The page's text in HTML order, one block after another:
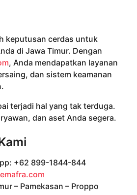
keputusan cerdas untuk
di Jawa Timur. Dengan
, Anda mendapatkan layanan
dan sistem keamanan
terjadi hal yang tak terduga.
dan aset Anda segera.
+62 899-1844-844
– Pamekasan – Proppo